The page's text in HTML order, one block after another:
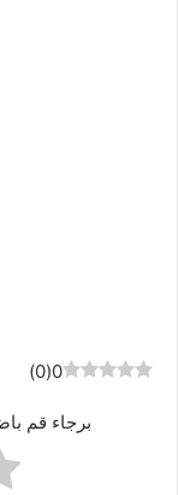
0
(
0
)
برجاء قم